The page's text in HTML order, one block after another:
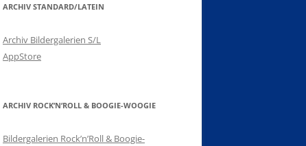
ARCHIV STANDARD/LATEIN
Archiv Bildergalerien S/L
AppStore
ARCHIV ROCK’N’ROLL & BOOGIE-WOOGIE
Bildergalerien Rock’n’Roll & Boogie-